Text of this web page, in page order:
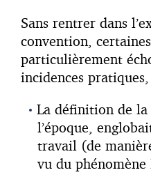
Sans rentrer dans
convention,
particulièrement
incidences
La définition de la
l’époque,
travail (de
vu du phénomène